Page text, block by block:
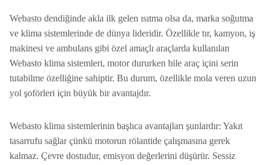
Webasto dendiğinde akla ilk gelen ısıtma olsa da, marka soğutma
ve klima sistemlerinde de dünya lideridir. Özellikle tır, kamyon, iş
makinesi ve ambulans gibi özel amaçlı araçlarda kullanılan
Webasto klima sistemleri, motor dururken bile araç içini serin
tutabilme özelliğine sahiptir. Bu durum, özellikle mola veren uzun
yol şoförleri için büyük bir avantajdır.
Webasto klima sistemlerinin başlıca avantajları şunlardır: Yakıt
tasarrufu sağlar çünkü motorun rölantide çalışmasına gerek
kalmaz. Çevre dostudur, emisyon değerlerini düşürür. Sessiz